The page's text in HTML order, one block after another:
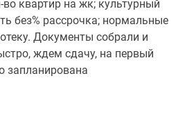
квартир на жк; культурный
без% рассрочка; нормальные
Документы собрали и
ждем сдачу, на первый
запланирована